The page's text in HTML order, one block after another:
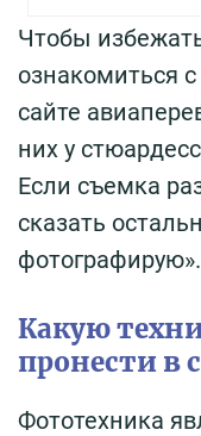
Чтобы
ознакомиться
сайте
них у
Если съемка
сказать
фотографирую».
Какую
пронести в
Фототехника